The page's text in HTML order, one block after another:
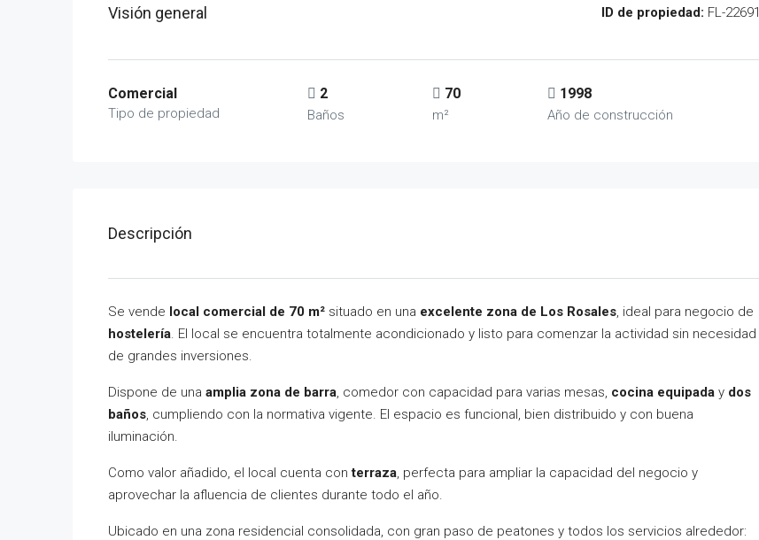
Visión general ID de propiedad: FL-22691
Comercial
Tipo de propiedad
2
Baños
70
m²
1998
Año de construcción
Descripción
Se vende local comercial de 70 m² situado en una excelente zona de Los Rosales, ideal para negocio de
hostelería. El local se encuentra totalmente acondicionado y listo para comenzar la actividad sin necesidad
de grandes inversiones.
Dispone de una amplia zona de barra, comedor con capacidad para varias mesas, cocina equipada y dos
baños, cumpliendo con la normativa vigente. El espacio es funcional, bien distribuido y con buena
iluminación.
Como valor añadido, el local cuenta conterraza, perfecta para ampliar la capacidad del negocio y
aprovechar la afluencia de clientes durante todo el año.
Ubicado en una zona residencial consolidada, con gran paso de peatones y todos los servicios alrededor: